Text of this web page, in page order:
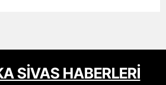
SİVAS HABERLERİ